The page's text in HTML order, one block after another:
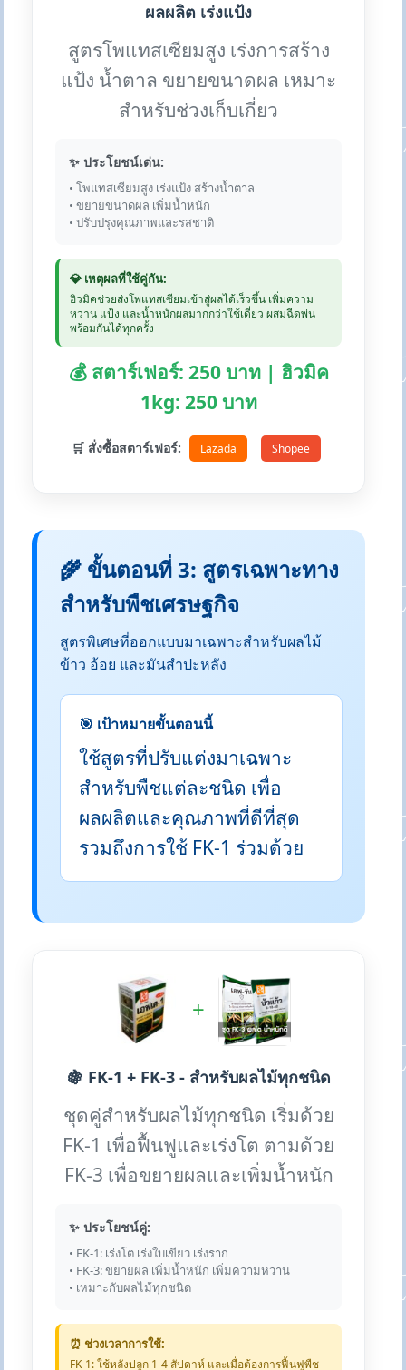
ผลผลิต เร่งแป้ง
สูตรโพแทสเซียมสูง เร่งการสร้าง
แป้ง น้ำตาล ขยายขนาดผล เหมาะ
สำหรับช่วงเก็บเกี่ยว
✨ ประโยชน์เด่น:
• โพแทสเซียมสูง เร่งแป้ง สร้างน้ำตาล
• ขยายขนาดผล เพิ่มน้ำหนัก
• ปรับปรุงคุณภาพและรสชาติ
💎 เหตุผลที่ใช้คู่กัน:
ฮิวมิคช่วยส่งโพแทสเซียมเข้าสู่ผลได้เร็วขึ้น เพิ่มความ
หวาน แป้ง และน้ำหนักผลมากกว่าใช้เดี่ยว ผสมฉีดพ่น
พร้อมกันได้ทุกครั้ง
💰 สตาร์เฟอร์: 250 บาท | ฮิวมิค
1kg: 250 บาท
🛒 สั่งซื้อสตาร์เฟอร์: Lazada Shopee
🌾 ขั้นตอนที่ 3: สูตรเฉพาะทาง
สำหรับพืชเศรษฐกิจ
สูตรพิเศษที่ออกแบบมาเฉพาะสำหรับผลไม้
ข้าว อ้อย และมันสำปะหลัง
🎯 เป้าหมายขั้นตอนนี้
ใช้สูตรที่ปรับแต่งมาเฉพาะ
สำหรับพืชแต่ละชนิด เพื่อ
ผลผลิตและคุณภาพที่ดีที่สุด
รวมถึงการใช้ FK-1 ร่วมด้วย
+
🍇 FK-1 + FK-3 - สำหรับผลไม้ทุกชนิด
ชุดคู่สำหรับผลไม้ทุกชนิด เริ่มด้วย
FK-1 เพื่อฟื้นฟูและเร่งโต ตามด้วย
FK-3 เพื่อขยายผลและเพิ่มน้ำหนัก
✨ ประโยชน์คู่:
• FK-1: เร่งโต เร่งใบเขียว เร่งราก
• FK-3: ขยายผล เพิ่มน้ำหนัก เพิ่มความหวาน
• เหมาะกับผลไม้ทุกชนิด
⏰ ช่วงเวลาการใช้:
FK-1: ใช้หลังปลูก 1-4 สัปดาห์ และเมื่อต้องการฟื้นฟูพืช